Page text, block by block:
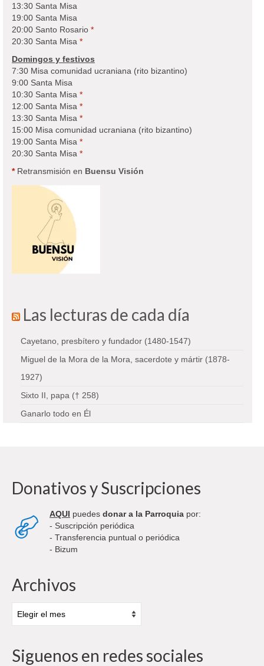
13:30 Santa Misa
19:00 Santa Misa
20:00 Santo Rosario *
20:30 Santa Misa *
Domingos y festivos
7:30 Misa comunidad ucraniana (rito bizantino)
9:00 Santa Misa
10:30 Santa Misa *
12:00 Santa Misa *
13:30 Santa Misa *
15:00 Misa comunidad ucraniana (rito bizantino)
19:00 Santa Misa *
20:30 Santa Misa *
*Retransmisión en Buensu Visión
Las lecturas de cada día
Cayetano, presbítero y fundador (1480-1547)
Miguel de la Mora de la Mora, sacerdote y mártir (1878-
1927)
Sixto II, papa († 258)
Ganarlo todo en Él
Donativos y Suscripciones
AQUI puedes donar a la Parroquia por:
- Suscripción periódica
- Transferencia puntual o periódica
- Bizum
Archivos
Siguenos en redes sociales